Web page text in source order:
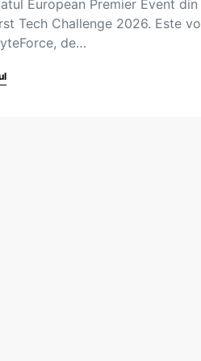
European Premier Event din
Tech Challenge 2026. Este
de…